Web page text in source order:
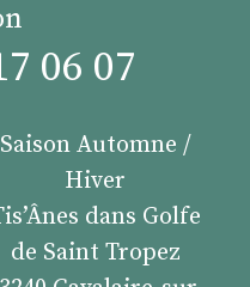
06 07
Saison Automne /
Hiver
dans Golfe
de Saint Tropez